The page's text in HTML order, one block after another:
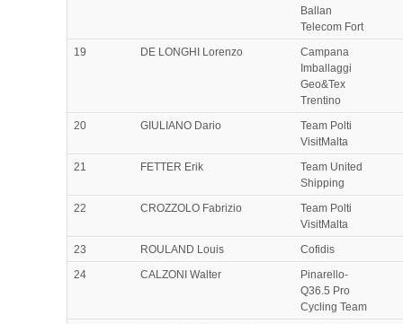
Ballan
Telecom Fort
19
DE LONGHI Lorenzo
Campana
Imballaggi
Geo&Tex
Trentino
20
GIULIANO Dario
Team Polti
VisitMalta
21
FETTER Erik
Team United
Shipping
22
CROZZOLO Fabrizio
Team Polti
VisitMalta
23
ROULAND Louis
Cofidis
24
CALZONI Walter
Pinarello-
Q36.5 Pro
Cycling Team